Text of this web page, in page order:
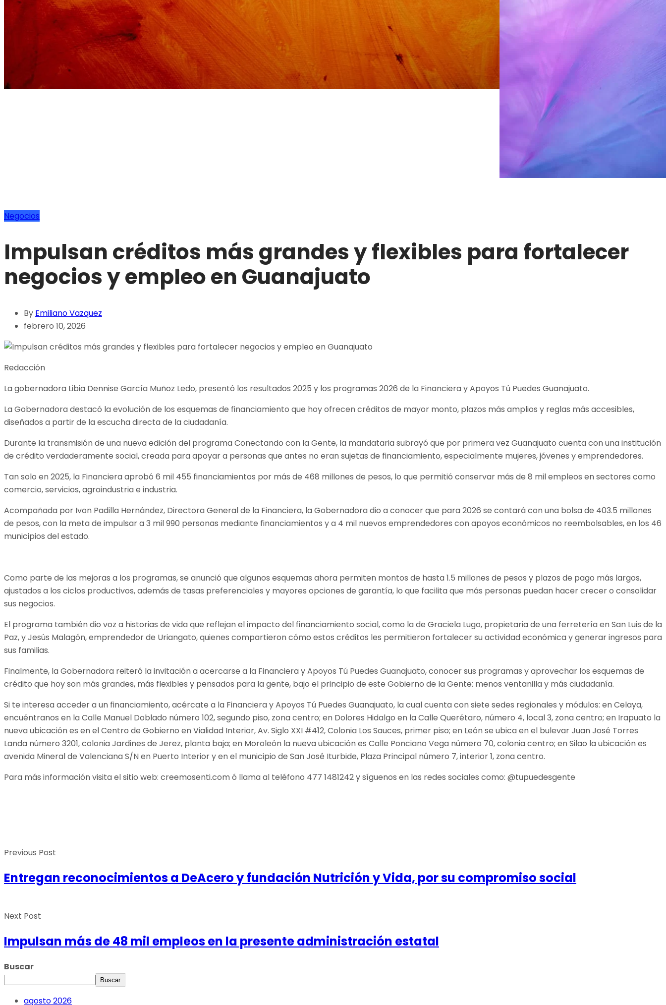
Negocios
Impulsan créditos más grandes y flexibles para fortalecer
negocios y empleo en Guanajuato
By Emiliano Vazquez
febrero 10, 2026
Redacción
La gobernadora Libia Dennise García Muñoz Ledo, presentó los resultados 2025 y los programas 2026 de la Financiera y Apoyos Tú Puedes Guanajuato.
La Gobernadora destacó la evolución de los esquemas de financiamiento que hoy ofrecen créditos de mayor monto, plazos más amplios y reglas más accesibles,
diseñados a partir de la escucha directa de la ciudadanía.
Durante la transmisión de una nueva edición del programa Conectando con la Gente, la mandataria subrayó que por primera vez Guanajuato cuenta con una institución
de crédito verdaderamente social, creada para apoyar a personas que antes no eran sujetas de financiamiento, especialmente mujeres, jóvenes y emprendedores.
Tan solo en 2025, la Financiera aprobó 6 mil 455 financiamientos por más de 468 millones de pesos, lo que permitió conservar más de 8 mil empleos en sectores como
comercio, servicios, agroindustria e industria.
Acompañada por Ivon Padilla Hernández, Directora General de la Financiera, la Gobernadora dio a conocer que para 2026 se contará con una bolsa de 403.5 millones
de pesos, con la meta de impulsar a 3 mil 990 personas mediante financiamientos y a 4 mil nuevos emprendedores con apoyos económicos no reembolsables, en los 46
municipios del estado.
Como parte de las mejoras a los programas, se anunció que algunos esquemas ahora permiten montos de hasta 1.5 millones de pesos y plazos de pago más largos,
ajustados a los ciclos productivos, además de tasas preferenciales y mayores opciones de garantía, lo que facilita que más personas puedan hacer crecer o consolidar
sus negocios.
El programa también dio voz a historias de vida que reflejan el impacto del financiamiento social, como la de Graciela Lugo, propietaria de una ferretería en San Luis de la
Paz, y Jesús Malagón, emprendedor de Uriangato, quienes compartieron cómo estos créditos les permitieron fortalecer su actividad económica y generar ingresos para
sus familias.
Finalmente, la Gobernadora reiteró la invitación a acercarse a la Financiera y Apoyos Tú Puedes Guanajuato, conocer sus programas y aprovechar los esquemas de
crédito que hoy son más grandes, más flexibles y pensados para la gente, bajo el principio de este Gobierno de la Gente: menos ventanilla y más ciudadanía.
Si te interesa acceder a un financiamiento, acércate a la Financiera y Apoyos Tú Puedes Guanajuato, la cual cuenta con siete sedes regionales y módulos: en Celaya,
encuéntranos en la Calle Manuel Doblado número 102, segundo piso, zona centro; en Dolores Hidalgo en la Calle Querétaro, número 4, local 3, zona centro; en Irapuato la
nueva ubicación es en el Centro de Gobierno en Vialidad Interior, Av. Siglo XXI #412, Colonia Los Sauces, primer piso; en León se ubica en el bulevar Juan José Torres
Landa número 3201, colonia Jardines de Jerez, planta baja; en Moroleón la nueva ubicación es Calle Ponciano Vega número 70, colonia centro; en Silao la ubicación es
avenida Mineral de Valenciana S/N en Puerto Interior y en el municipio de San José Iturbide, Plaza Principal número 7, interior 1, zona centro.
Para más información visita el sitio web: creemosenti.com ó llama al teléfono 477 1481242 y síguenos en las redes sociales como: @tupuedesgente
Previous Post
Entregan reconocimientos a DeAcero y fundación Nutrición y Vida, por su compromiso social
Next Post
Impulsan más de 48 mil empleos en la presente administración estatal
Buscar
Buscar
agosto 2026